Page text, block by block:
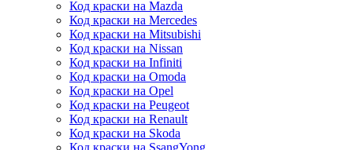
Код краски на Mazda
Код краски на Mercedes
Код краски на Mitsubishi
Код краски на Nissan
Код краски на Infiniti
Код краски на Omoda
Код краски на Opel
Код краски на Peugeot
Код краски на Renault
Код краски на Skoda
Код краски на SsangYong